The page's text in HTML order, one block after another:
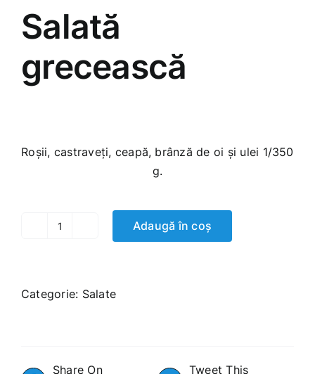
Salată
grecească
Roșii, castraveți, ceapă, brânză de oi și ulei 1/350
g.
Cantitate
Adaugă în coș
Categorie: Salate
Share On
Tweet This